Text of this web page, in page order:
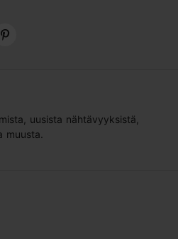
uusista nähtävyyksistä,
muusta.